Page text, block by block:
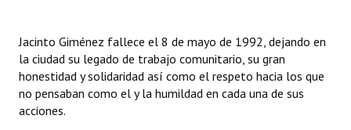
Jacinto Giménez fallece el 8 de mayo de 1992, dejando en
la ciudad su legado de trabajo comunitario, su gran
honestidad y solidaridad así como el respeto hacia los que
no pensaban como el y la humildad en cada una de sus
acciones.